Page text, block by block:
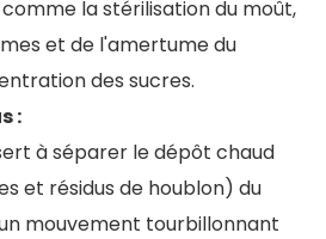
la stérilisation du moût,
et de l'amertume du
des sucres.
:
à séparer le dépôt chaud
et résidus de houblon) du
mouvement tourbillonnant